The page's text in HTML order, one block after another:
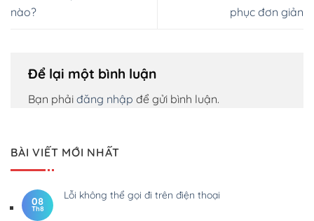
nào?
phục đơn giản
Để lại một bình luận
Bạn phải đăng nhập để gửi bình luận.
BÀI VIẾT MỚI NHẤT
08
Th8
Lỗi không thể gọi đi trên điện thoại